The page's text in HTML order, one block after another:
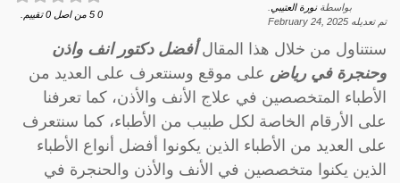
بواسطةنورة العتيبي
تم تعديله February 24, 2025
0
5 من اصل 0 تقييم.
سنتناول من خلال هذا المقالأفضل دكتور انف واذن
وحنجرة في رياض على موقع وسنتعرف على العديد من
الأطباء المتخصصين في علاج الأنف والأذن، كما تعرفنا
على الأرقام الخاصة لكل طبيب من الأطباء، كما سنتعرف
على العديد من الأطباء الذين يكونوا أفضل أنواع الأطباء
الذين يكنوا متخصصين في الأنف والأذن والحنجرة في